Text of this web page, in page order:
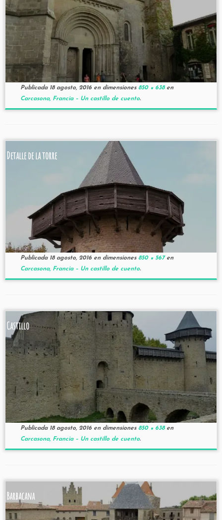
Publicada 18 agosto, 2016en dimensiones850 × 638en
Carcasona, Francia – Un castillo de cuento.
Detalle de la torre
Publicada 18 agosto, 2016en dimensiones850 × 567en
Carcasona, Francia – Un castillo de cuento.
Castillo
Publicada 18 agosto, 2016en dimensiones850 × 638en
Carcasona, Francia – Un castillo de cuento.
Barbacana